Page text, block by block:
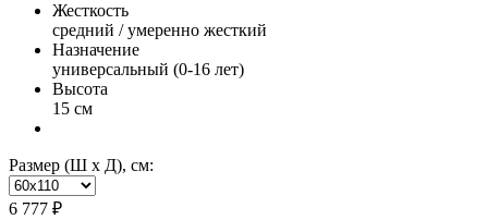
Жесткость
средний / умеренно жесткий
Назначение
универсальный (0-16 лет)
Высота
15 см
Размер (Ш х Д), см:
6 777 ₽